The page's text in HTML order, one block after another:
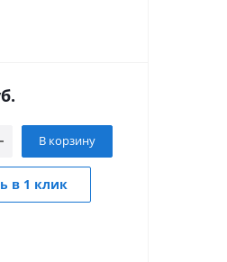
В корзину
в 1 клик